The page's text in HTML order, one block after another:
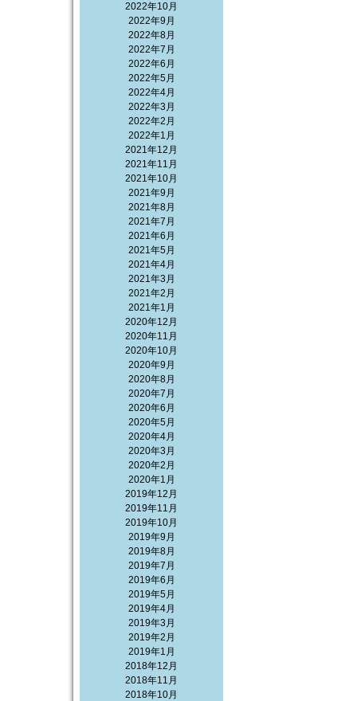
2022年10月
2022年9月
2022年8月
2022年7月
2022年6月
2022年5月
2022年4月
2022年3月
2022年2月
2022年1月
2021年12月
2021年11月
2021年10月
2021年9月
2021年8月
2021年7月
2021年6月
2021年5月
2021年4月
2021年3月
2021年2月
2021年1月
2020年12月
2020年11月
2020年10月
2020年9月
2020年8月
2020年7月
2020年6月
2020年5月
2020年4月
2020年3月
2020年2月
2020年1月
2019年12月
2019年11月
2019年10月
2019年9月
2019年8月
2019年7月
2019年6月
2019年5月
2019年4月
2019年3月
2019年2月
2019年1月
2018年12月
2018年11月
2018年10月